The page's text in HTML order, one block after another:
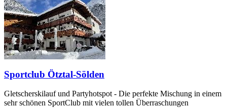
Sportclub Ötztal-Sölden
Gletscherskilauf und Partyhotspot - Die perfekte Mischung in einem
sehr schönen SportClub mit vielen tollen Überraschungen